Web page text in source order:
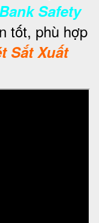
Bank Safety
tốt, phù hợp
Sắt Xuất